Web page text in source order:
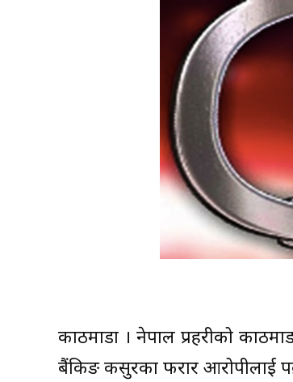
काठमाडौँ । नेपाल प्रहरीको
बैंकिङ कसुरका फरार आरोपीलाई